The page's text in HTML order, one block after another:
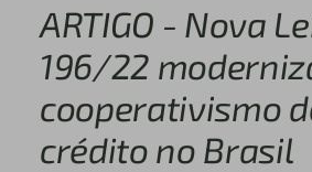
ARTIGO - Nova
196/22
cooperativismo
crédito no Brasil